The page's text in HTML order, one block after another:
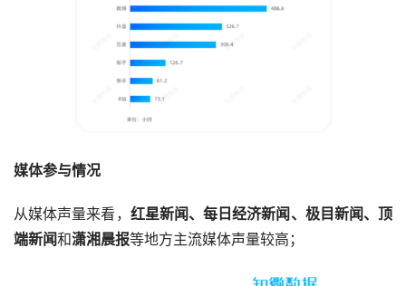
媒体参与情况
从媒体声量来看， 红星新闻、每日经济新闻、极目新闻、顶
端新闻和潇湘晨报等地方主流媒体声量较高；